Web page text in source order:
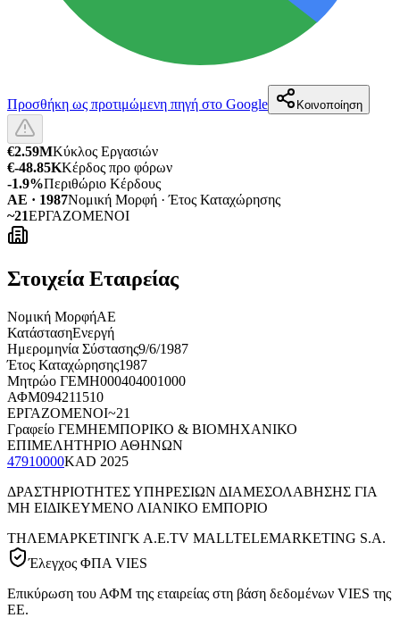
Προσθήκη ως προτιμώμενη πηγή στο Google Κοινοποίηση
€2.59MΚύκλος Εργασιών
€-48.85KΚέρδος προ φόρων
-1.9%Περιθώριο Κέρδους
ΑΕ · 1987Νομική Μορφή · Έτος Καταχώρησης
~21ΕΡΓΑΖΟΜΕΝΟΙ
Στοιχεία Εταιρείας
Νομική ΜορφήΑΕ
ΚατάστασηΕνεργή
Ημερομηνία Σύστασης9/6/1987
Έτος Καταχώρησης1987
Μητρώο ΓΕΜΗ000404001000
ΑΦΜ094211510
ΕΡΓΑΖΟΜΕΝΟΙ~21
Γραφείο ΓΕΜΗΕΜΠΟΡΙΚΟ & ΒΙΟΜΗΧΑΝΙΚΟ
ΕΠΙΜΕΛΗΤΗΡΙΟ ΑΘΗΝΩΝ
47910000KAD 2025
ΔΡΑΣΤΗΡΙΟΤΗΤΕΣ ΥΠΗΡΕΣΙΩΝ ΔΙΑΜΕΣΟΛΑΒΗΣΗΣ ΓΙΑ
ΜΗ ΕΙΔΙΚΕΥΜΕΝΟ ΛΙΑΝΙΚΟ ΕΜΠΟΡΙΟ
ΤΗΛΕΜΑΡΚΕΤΙΝΓΚ Α.Ε.TV MALLTELEMARKETING S.A.
Έλεγχος ΦΠΑ VIES
Επικύρωση του ΑΦΜ της εταιρείας στη βάση δεδομένων VIES της
ΕΕ.